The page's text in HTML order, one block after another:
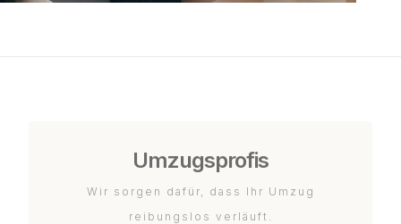
Umzugsprofis
Wir sorgen dafür, dass Ihr Umzug
reibungslos verläuft.